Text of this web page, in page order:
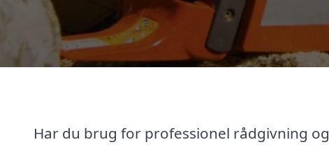
Har du brug for professionel rådgivning og